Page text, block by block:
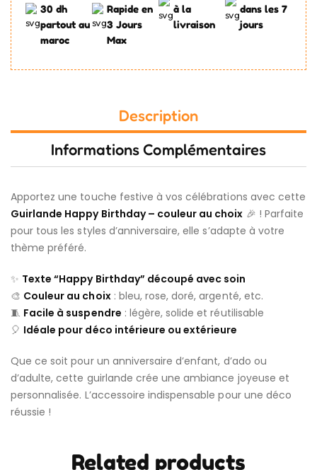
30 dh
partout au
maroc
Rapide en
3 Jours
Max
à la
livraison
dans les 7
jours
Description
Informations Complémentaires
Apportez une touche festive à vos célébrations avec cette
Guirlande Happy Birthday – couleur au choix 🎉 ! Parfaite
pour tous les styles d’anniversaire, elle s’adapte à votre
thème préféré.
✨ Texte “Happy Birthday” découpé avec soin
🎨 Couleur au choix: bleu, rose, doré, argenté, etc.
🧵 Facile à suspendre : légère, solide et réutilisable
🎈 Idéale pour déco intérieure ou extérieure
Que ce soit pour un anniversaire d’enfant, d’ado ou
d’adulte, cette guirlande crée une ambiance joyeuse et
personnalisée. L’accessoire indispensable pour une déco
réussie !
Related products